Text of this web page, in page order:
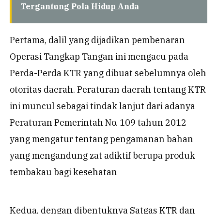
Tergantung Pola Hidup Anda
Pertama, dalil yang dijadikan pembenaran
Operasi Tangkap Tangan ini mengacu pada
Perda-Perda KTR yang dibuat sebelumnya oleh
otoritas daerah. Peraturan daerah tentang KTR
ini muncul sebagai tindak lanjut dari adanya
Peraturan Pemerintah No. 109 tahun 2012
yang mengatur tentang pengamanan bahan
yang mengandung zat adiktif berupa produk
tembakau bagi kesehatan
Kedua, dengan dibentuknya Satgas KTR dan